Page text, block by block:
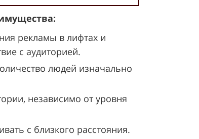
рекламы в лифтах и
с аудиторией.
людей изначально
независимо от уровня
с близкого расстояния.